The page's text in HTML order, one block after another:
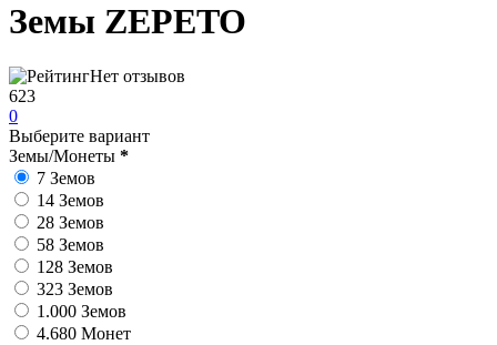
Земы ZEPETO
Нет отзывов
623
0
Выберите вариант
Земы/Монеты *
7 Земов
14 Земов
28 Земов
58 Земов
128 Земов
323 Земов
1.000 Земов
4.680 Монет